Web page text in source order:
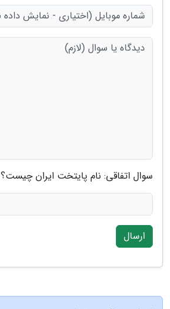
سوال اتفاقی: نام پایتخت ایران چیست؟
ارسال